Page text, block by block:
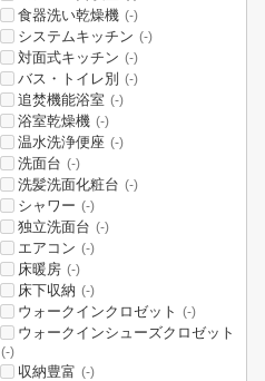
食器洗い乾燥機 (-)
システムキッチン (-)
対面式キッチン (-)
バス・トイレ別 (-)
追焚機能浴室 (-)
浴室乾燥機 (-)
温水洗浄便座 (-)
洗面台 (-)
洗髪洗面化粧台 (-)
シャワー (-)
独立洗面台 (-)
エアコン (-)
床暖房 (-)
床下収納 (-)
ウォークインクロゼット (-)
ウォークインシューズクロゼット
(-)
収納豊富 (-)